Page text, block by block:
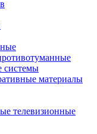
системы
материалы
телевизионные